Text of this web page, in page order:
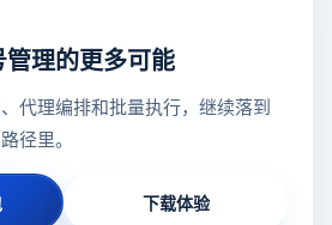
理的更多可能
代理编排和批量执行，继续落到
径里。
下载体验